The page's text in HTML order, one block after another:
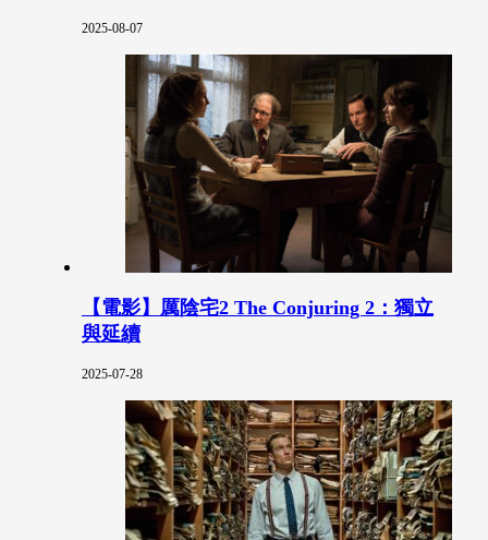
2025-08-07
【電影】厲陰宅2 The Conjuring 2：獨立
與延續
2025-07-28